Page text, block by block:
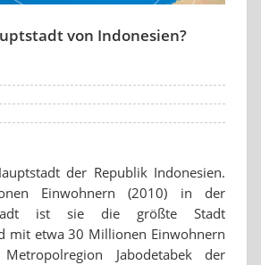
von Indonesien?
der Republik Indonesien.
Einwohnern (2010) in der
ist sie die größte Stadt
mit etwa 30 Millionen Einwohnern
Jabodetabek der